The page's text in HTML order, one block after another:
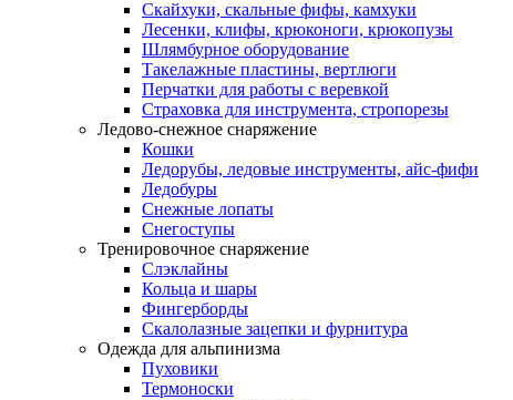
Скайхуки, скальные фифы, камхуки
Лесенки, клифы, крюконоги, крюкопузы
Шлямбурное оборудование
Такелажные пластины, вертлюги
Перчатки для работы с веревкой
Страховка для инструмента, стропорезы
Ледово-снежное снаряжение
Кошки
Ледорубы, ледовые инструменты, айс-фифи
Ледобуры
Снежные лопаты
Снегоступы
Тренировочное снаряжение
Слэклайны
Кольца и шары
Фингерборды
Скалолазные зацепки и фурнитура
Одежда для альпинизма
Пуховики
Термоноски